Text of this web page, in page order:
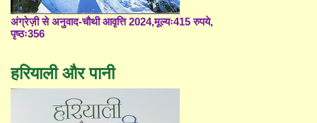
अंग्रेज़ी से अनुवाद-चौथी आवृत्ति 2024,मूल्यः415 रुपये,
पृष्ठः356
हरियाली और पानी